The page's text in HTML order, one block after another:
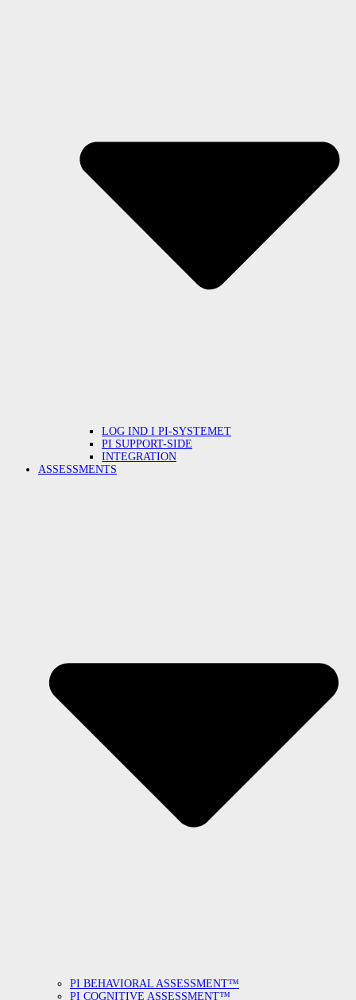
LOG IND I PI-SYSTEMET
PI SUPPORT-SIDE
INTEGRATION
ASSESSMENTS
PI BEHAVIORAL ASSESSMENT™
PI COGNITIVE ASSESSMENT™